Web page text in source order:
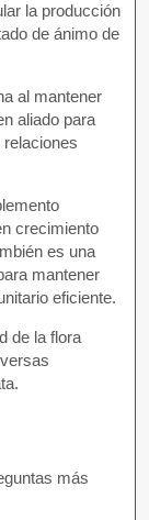
la producción
de ánimo de
al mantener
aliado para
crecimiento
es una
mantener
eficiente.
de la flora
más